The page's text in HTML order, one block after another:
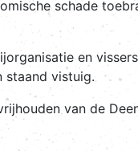
schade
en
staand vistuig.
van de